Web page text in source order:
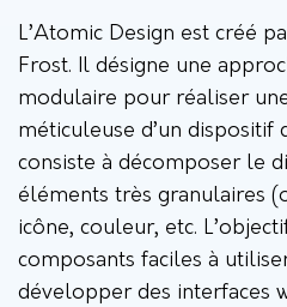
L’Atomic Design est créé
Frost. Il désigne une
modulaire pour réaliser
méticuleuse d’un dispositif
consiste à décomposer le
éléments très granulaires
icône, couleur, etc.
composants faciles à
développer des interfaces